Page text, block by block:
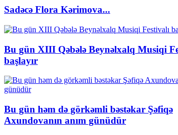
Sadəcə Flora Kərimova...
Bu gün XIII Qəbələ Beynəlxalq Musiqi
başlayır
Bu gün həm də görkəmli bəstəkar Şəfiqə
Axundovanın anım günüdür